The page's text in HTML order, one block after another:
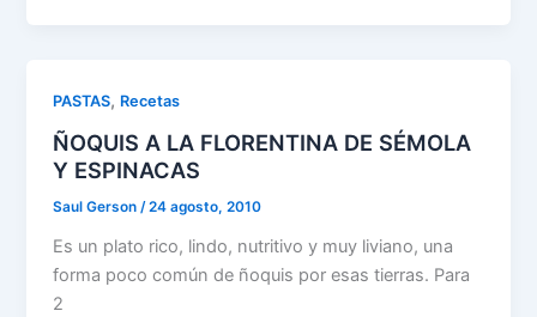
PASTAS, Recetas
ÑOQUIS A LA FLORENTINA DE SÉMOLA
Y ESPINACAS
Saul Gerson/24 agosto, 2010
Es un plato rico, lindo, nutritivo y muy liviano, una
forma poco común de ñoquis por esas tierras. Para
2